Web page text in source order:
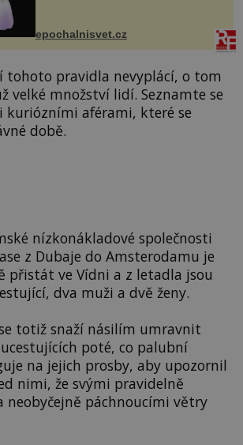
vstupenka...
epochalnisvet.cz
tohoto pravidla nevyplácí, o tom
velké množství lidí. Seznamte se
kuriózními aférami, které se
době.
nízkonákladové společnosti
z Dubaje do Amsterodamu je
přistát ve Vídni a z letadla jsou
dva muži a dvě ženy.
totiž snaží násilím umravnit
poté, co palubní
na jejich prosby, aby upozornil
nimi, že svými pravidelně
neobyčejně páchnoucími větry